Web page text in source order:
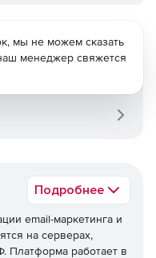
Подробнее
email-маркетинга и
на серверах,
Платформа работает в
мы не можем сказать
менеджер свяжется